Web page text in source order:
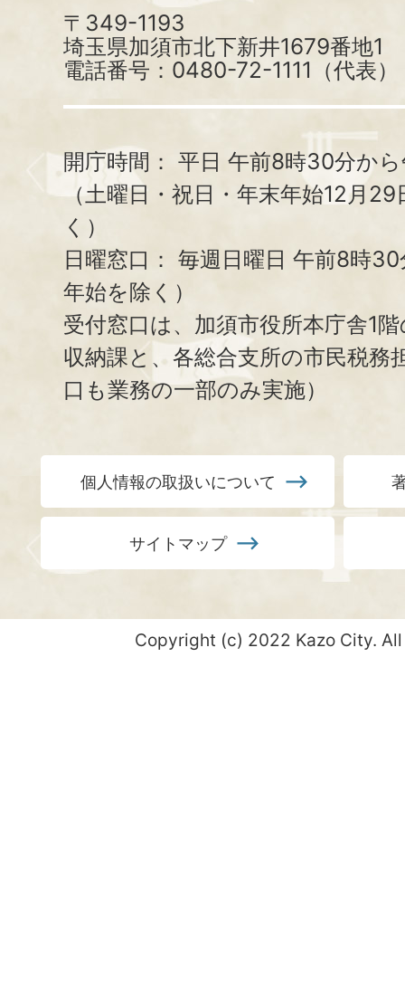
〒349-1193
埼玉県加須市北下新井1679番地1
電話番号：0480-72-1111（代表）
開庁時間： 平日 午前8時30分か
（土曜日・祝日・年末年始12月
く）
日曜窓口： 毎週日曜日 午前8時
年始を除く）
受付窓口は、加須市役所本庁舎1
収納課と、 各総合支所の市民税務
口も業務の一部のみ実施）
個人情報の取扱いについて
サイトマップ
Copyright (c) 2022 Kazo City.